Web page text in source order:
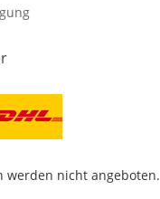
werden nicht angeboten.